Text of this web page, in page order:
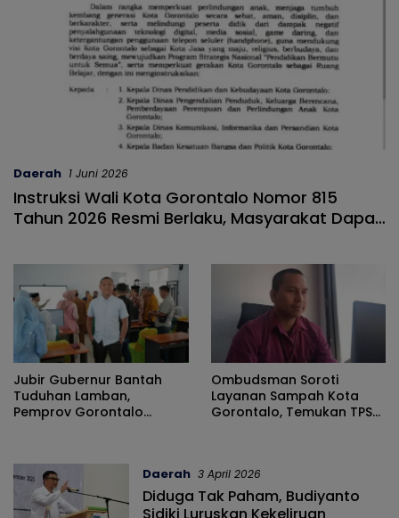
Daerah 1 Juni 2026
Instruksi Wali Kota Gorontalo Nomor 815
Tahun 2026 Resmi Berlaku, Masyarakat Dapat
Jubir Gubernur Bantah
Tuduhan Lamban,
Pemprov Gorontalo
Ombudsman Soroti
Layanan Sampah Kota
Gorontalo, Temukan TPS
Daerah 3 April 2026
Diduga Tak Paham, Budiyanto
Sidiki Luruskan Kekeliruan